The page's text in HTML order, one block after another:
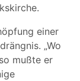
einer
„Wo
mußte er